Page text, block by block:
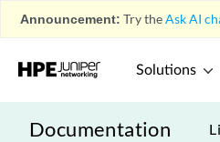
Announcement: Try theAsk AI
Solutions
Documentation